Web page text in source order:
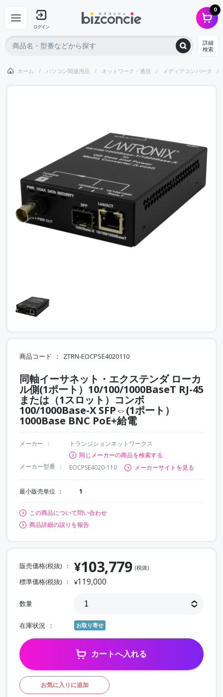
ログイン
0
詳細
検索
ホーム パソコン関連用品 ネットワーク・通信 メディアコンバータ
商品コード ZTRN-EOCPSE4020110
同軸イーサネット・エクステンダ ローカ
ル側(1ポート）10/100/1000BaseT RJ-45
または（1スロット）コンボ
100/1000Base-X SFP⇔(1ポート）
1000Base BNC PoE+給電
メーカー
トランジションネットワークス
同じメーカーの商品を検索する
メーカー型番
EOCPSE4020-110 メーカーサイトを見る
最小販売単位 1
この商品について問い合わせ
商品詳細の誤りを報告
販売価格(税抜) ¥103,779 (税抜)
標準価格(税抜) ¥119,000
数量
在庫状況 お取り寄せ
カートへ入れる
お気に入りに追加